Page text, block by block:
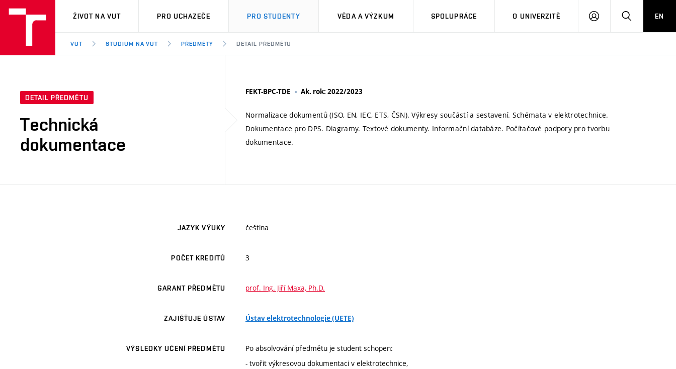
VUT
ŽIVOT NA VUT PRO UCHAZEČE PRO STUDENTY VĚDA A VÝZKUM SPOLUPRÁCE O UNIVERZITĚ
PŘIHLÁSIT HLEDATEN
VUT STUDIUM NA VUT PŘEDMĚTY DETAIL PŘEDMĚTU
DETAIL PŘEDMĚTU
Technická
dokumentace
FEKT-BPC-TDE Ak. rok: 2022/2023
Normalizace dokumentů (ISO, EN, IEC, ETS, ČSN). Výkresy součástí a sestavení. Schémata v elektrotechnice.
Dokumentace pro DPS. Diagramy. Textové dokumenty. Informační databáze. Počítačové podpory pro tvorbu
dokumentace.
JAZYK VÝUKY čeština
POČET KREDITŮ 3
GARANT PŘEDMĚTU prof. Ing. Jiří Maxa, Ph.D.
ZAJIŠŤUJE ÚSTAV Ústav elektrotechnologie (UETE)
VÝSLEDKY UČENÍ PŘEDMĚTU
Po absolvování předmětu je student schopen:
- tvořit výkresovou dokumentaci v elektrotechnice,